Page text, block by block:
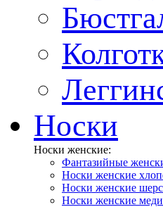
Носки
Носки женские:
Фантазийные
Носки женские
Носки женские
Носки женские